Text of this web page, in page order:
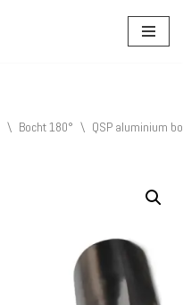
\ Bocht 180° \ QSP aluminium